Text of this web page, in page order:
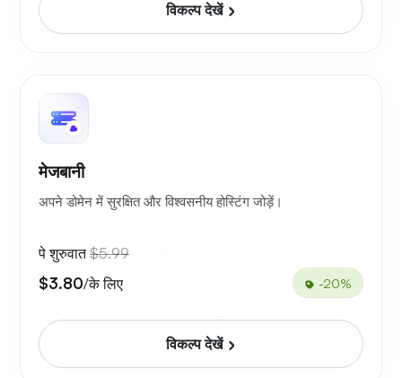
विकल्प देखें
मेजबानी
अपने डोमेन में सुरक्षित और विश्वसनीय होस्टिंग जोड़ें।
पे शुरुवात$5.99
$3.80/के लिए -20%
विकल्प देखें